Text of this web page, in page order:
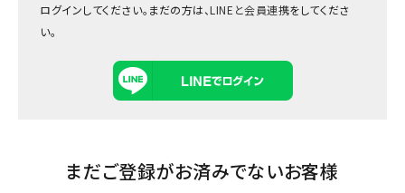
ログインしてください。まだの方は、LINEと会員連携をしてくださ
い。
まだご登録がお済みでないお客様